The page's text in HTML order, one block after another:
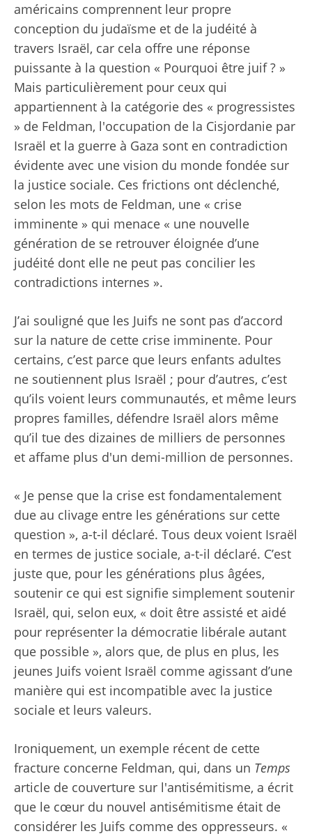
américains comprennent leur propre
conception du judaïsme et de la judéité à
travers Israël, car cela offre une réponse
puissante à la question « Pourquoi être juif ? »
Mais particulièrement pour ceux qui
appartiennent à la catégorie des « progressistes
» de Feldman, l'occupation de la Cisjordanie par
Israël et la guerre à Gaza sont en contradiction
évidente avec une vision du monde fondée sur
la justice sociale. Ces frictions ont déclenché,
selon les mots de Feldman, une « crise
imminente » qui menace « une nouvelle
génération de se retrouver éloignée d’une
judéité dont elle ne peut pas concilier les
contradictions internes ».
J’ai souligné que les Juifs ne sont pas d’accord
sur la nature de cette crise imminente. Pour
certains, c’est parce que leurs enfants adultes
ne soutiennent plus Israël ; pour d’autres, c’est
qu’ils voient leurs communautés, et même leurs
propres familles, défendre Israël alors même
qu’il tue des dizaines de milliers de personnes
et affame plus d'un demi-million de personnes.
« Je pense que la crise est fondamentalement
due au clivage entre les générations sur cette
question », a-t-il déclaré. Tous deux voient Israël
en termes de justice sociale, a-t-il déclaré. C’est
juste que, pour les générations plus âgées,
soutenir ce qui est signifie simplement soutenir
Israël, qui, selon eux, « doit être assisté et aidé
pour représenter la démocratie libérale autant
que possible », alors que, de plus en plus, les
jeunes Juifs voient Israël comme agissant d’une
manière qui est incompatible avec la justice
sociale et leurs valeurs.
Ironiquement, un exemple récent de cette
fracture concerne Feldman, qui, dans un Temps
article de couverture sur l'antisémitisme, a écrit
que le cœur du nouvel antisémitisme était de
considérer les Juifs comme des oppresseurs. «